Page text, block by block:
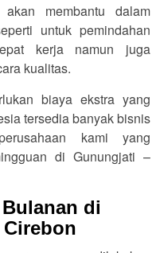
membantu dalam
untuk pemindahan
kerja namun juga
kualitas.
biaya ekstra yang
tersedia banyak bisnis
kami yang
di Gunungjati –
di